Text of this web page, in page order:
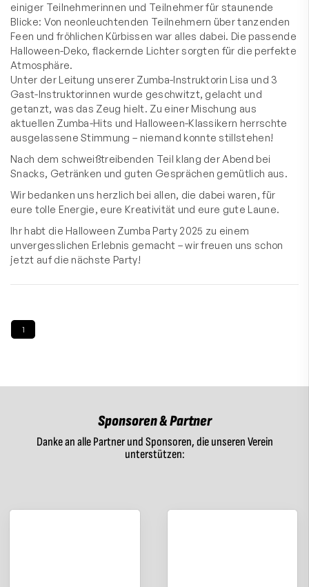
einiger Teilnehmerinnen und Teilnehmer für staunende
Blicke: Von neonleuchtenden Teilnehmern über tanzenden
Feen und fröhlichen Kürbissen war alles dabei. Die passende
Halloween-Deko, flackernde Lichter sorgten für die perfekte
Atmosphäre.
Unter der Leitung unserer Zumba-Instruktorin Lisa und 3
Gast-Instruktorinnen wurde geschwitzt, gelacht und
getanzt, was das Zeug hielt. Zu einer Mischung aus
aktuellen Zumba-Hits und Halloween-Klassikern herrschte
ausgelassene Stimmung – niemand konnte stillstehen!
Nach dem schweißtreibenden Teil klang der Abend bei
Snacks, Getränken und guten Gesprächen gemütlich aus.
Wir bedanken uns herzlich bei allen, die dabei waren, für
eure tolle Energie, eure Kreativität und eure gute Laune.
Ihr habt die Halloween Zumba Party 2025 zu einem
unvergesslichen Erlebnis gemacht – wir freuen uns schon
jetzt auf die nächste Party!
1
Sponsoren & Partner
Danke an alle Partner und Sponsoren, die unseren Verein
unterstützen: